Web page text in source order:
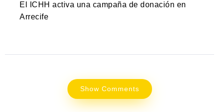
El ICHH activa una campaña de donación en
Arrecife
Show Comments